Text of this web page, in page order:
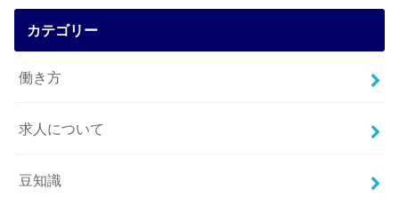
カテゴリー
働き方
求人について
豆知識